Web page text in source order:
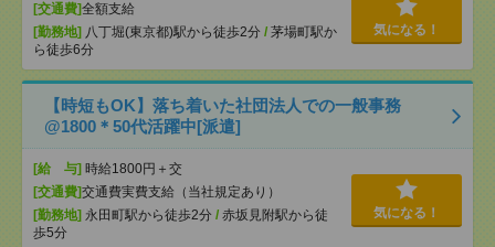
[交通費]全額支給
[勤務地] 八丁堀(東京都)駅から徒歩2分 / 茅場町駅か
ら徒歩6分
気になる！
【時短もOK】落ち着いた社団法人での一般事務
@1800＊50代活躍中[派遣]
[給 与] 時給1800円＋交
[交通費]交通費実費支給（当社規定あり）
[勤務地] 永田町駅から徒歩2分 / 赤坂見附駅から徒
歩5分
気になる！